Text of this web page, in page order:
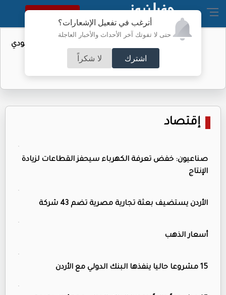
أترغب في تفعيل الإشعارات؟
حتى لا تفوتك آخر الأحداث والأخبار العاجلة
اشترك لا شكراً
النسخة الكاملة
واردات الولايات المتحدة من النفط السعودي
تهبط إلى الصفر
إقتصاد
صناعيون: خفض تعرفة الكهرباء سيحفز القطاعات لزيادة
الإنتاج
الأردن يستضيف بعثة تجارية مصرية تضم 43 شركة
أسعار الذهب
15 مشروعا حاليا ينفذها البنك الدولي مع الأردن